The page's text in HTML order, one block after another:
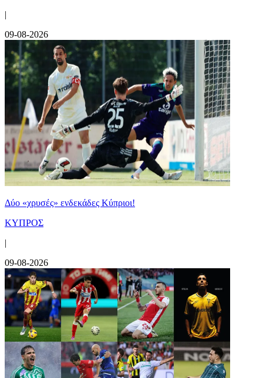
|
09-08-2026
Δύο «χρυσές» ενδεκάδες Κύπριοι!
ΚΥΠΡΟΣ
|
09-08-2026